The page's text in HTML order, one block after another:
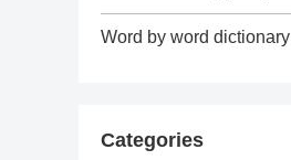
Word by word dictionary
Categories